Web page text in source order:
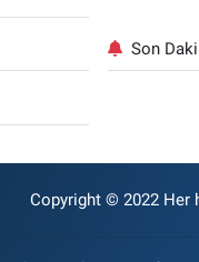
Son
Copyright © 2022 Her